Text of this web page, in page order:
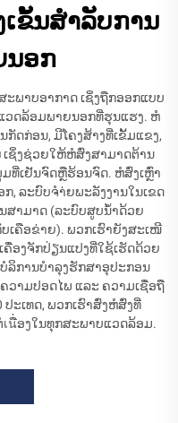
ຂັ້ນສຳລັບການ
ນອກ
ພາບອາກາດ ເຊິ່ງຖືກອອກແບບ
ວດລ້ອມພາຍນອກທີ່ຮຸນແຮງ. ຫໍ
ດກ່ອນ, ມີໂຄງສ້າງທີ່ເຂັ້ມແຂງ,
ຊິ່ງຊ່ວຍໃຫ້ຫໍສົ່ງສາມາດຕ້ານ
ທີ່ເຢັນຈົດຫຼືຮ້ອນຈົດ. ຫໍສົ່ງເຫຼົ່າ
, ລະບົບຈຳ່ຍພະລັງງານໃນເຂດ
ສາມາດ (ລະບົບສູບນ້ຳດ້ວຍ
ເຄືອຂ່າຍ). ພວກເຮົາຍັງສະເໜີ
ຄື່ອງຈັກປ່ຽນແປງທີ່ໃຊ້ເຮັດດ້ວຍ
ລິການບຳລຸງຮັກສາອຸປະກອນ
ວາມປອດໄພ ແລະ ຄວາມເຊື່ອຖື
ະເທດ, ພວກເຮົາສົ່ງຫໍສົ່ງທີ່
นື່ອງໃນທຸກສະພາບແວດລ້ອມ.